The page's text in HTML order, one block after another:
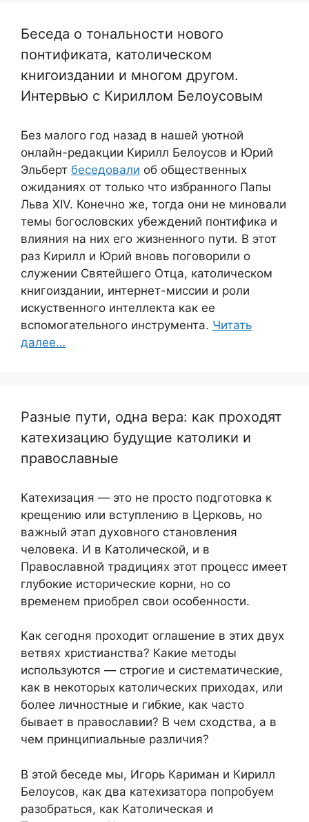
Беседа о тональности нового
понтификата, католическом
книгоиздании и многом другом.
Интервью с Кириллом Белоусовым
Без малого год назад в нашей уютной
онлайн-редакции Кирилл Белоусов и Юрий
Эльберт беседовали об общественных
ожиданиях от только что избранного Папы
Льва XIV. Конечно же, тогда они не миновали
темы богословских убеждений понтифика и
влияния на них его жизненного пути. В этот
раз Кирилл и Юрий вновь поговорили о
служении Святейшего Отца, католическом
книгоиздании, интернет-миссии и роли
искуственного интеллекта как ее
вспомогательного инструмента. Читать
далее…
Разные пути, одна вера: как проходят
катехизацию будущие католики и
православные
Катехизация — это не просто подготовка к
крещению или вступлению в Церковь, но
важный этап духовного становления
человека. И в Католической, и в
Православной традициях этот процесс имеет
глубокие исторические корни, но со
временем приобрел свои особенности.
Как сегодня проходит оглашение в этих двух
ветвях христианства? Какие методы
используются — строгие и систематические,
как в некоторых католических приходах, или
более личностные и гибкие, как часто
бывает в православии? В чем сходства, а в
чем принципиальные различия?
В этой беседе мы, Игорь Кариман и Кирилл
Белоусов, как два катехизатора попробуем
разобраться, как Католическая и